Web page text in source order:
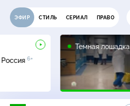
ЭФИР СТИЛЬ СЕРИАЛ ПРАВО
Россия6+
Темная лошадка